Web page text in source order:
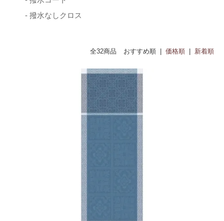
- 撥水なしクロス
全32商品 おすすめ順 | 価格順 新着順